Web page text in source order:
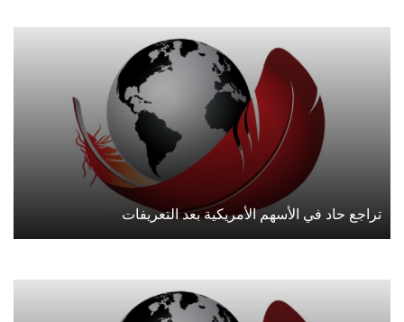
تراجع حاد في الأسهم الأمريكية بعد التعريفات